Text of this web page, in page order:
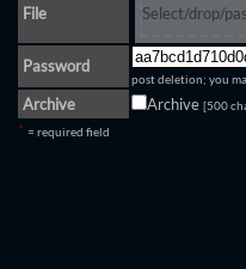
File Select/drop/
Password
post deletion; you
Archive Archive [500
* = required field